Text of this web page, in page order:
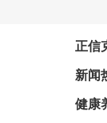
正信
新闻
健康